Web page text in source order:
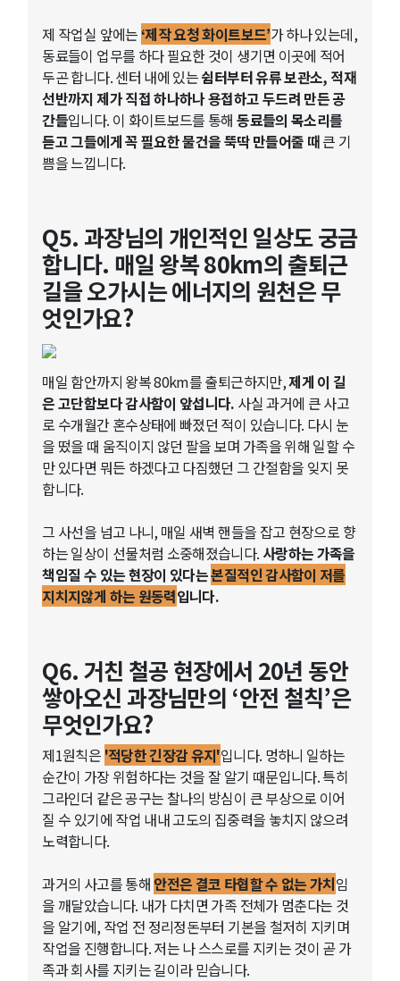
제 작업실 앞에는‘제작 요청 화이트보드’가 하나 있는데,
동료들이 업무를 하다 필요한 것이 생기면 이곳에 적어
두곤 합니다. 센터 내에 있는쉼터부터 유류 보관소, 적재
선반까지 제가 직접 하나하나 용접하고 두드려 만든 공
간들입니다. 이 화이트보드를 통해동료들의 목소리를
듣고 그들에게 꼭 필요한 물건을 뚝딱 만들어줄 때큰 기
쁨을 느낍니다.
Q5. 과장님의 개인적인 일상도 궁금
합니다. 매일 왕복 80km의 출퇴근
길을 오가시는 에너지의 원천은 무
엇인가요?
매일 함안까지 왕복 80km를 출퇴근하지만,제게 이 길
은 고단함보다 감사함이 앞섭니다. 사실 과거에 큰 사고
로 수개월간 혼수상태에 빠졌던 적이 있습니다. 다시 눈
을 떴을 때 움직이지 않던 팔을 보며 가족을 위해 일할 수
만 있다면 뭐든 하겠다고 다짐했던 그 간절함을 잊지 못
합니다.
그 사선을 넘고 나니, 매일 새벽 핸들을 잡고 현장으로 향
하는 일상이 선물처럼 소중해졌습니다. 사랑하는 가족을
책임질 수 있는 현장이 있다는본질적인 감사함이 저를
지치지않게 하는 원동력입니다.
Q6. 거친 철공 현장에서 20년 동안
쌓아오신 과장님만의 ‘안전 철칙’은
무엇인가요?
제1원칙은 '적당한 긴장감 유지'입니다. 멍하니 일하는
순간이 가장 위험하다는 것을 잘 알기 때문입니다. 특히
그라인더 같은 공구는 찰나의 방심이 큰 부상으로 이어
질 수 있기에 작업 내내 고도의 집중력을 놓치지 않으려
노력합니다.
과거의 사고를 통해 안전은 결코 타협할 수 없는 가치임
을 깨달았습니다. 내가 다치면 가족 전체가 멈춘다는 것
을 알기에, 작업 전 정리정돈부터 기본을 철저히 지키며
작업을 진행합니다. 저는 나 스스로를 지키는 것이 곧 가
족과 회사를 지키는 길이라 믿습니다.